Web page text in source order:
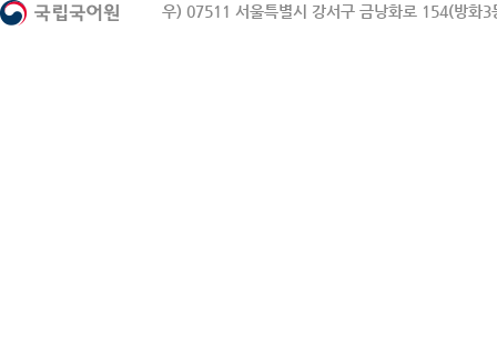
우) 07511 서울특별시 강서구 금낭화로 154(방화3